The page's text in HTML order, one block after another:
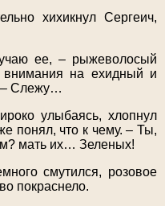
хихикнул Сергеич,
ее, – рыжеволосый
внимания на ехидный и
– Слежу…
улыбаясь, хлопнул
понял, что к чему. – Ты,
мать их… Зеленых!
смутился, розовое
покраснело.